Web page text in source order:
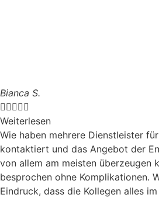
Bianca S.

Weiterlesen
Wie haben mehrere Dienstleister
kontaktiert und das Angebot der
von allem am meisten überzeugen
besprochen ohne Komplikationen.
Eindruck, dass die Kollegen alles